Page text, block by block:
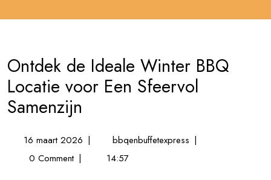
Ontdek de Ideale Winter BBQ
Locatie voor Een Sfeervol
Samenzijn
16 maart 202616| bbqenbuffetexpressOntdek
|
0 Comment | 14:57